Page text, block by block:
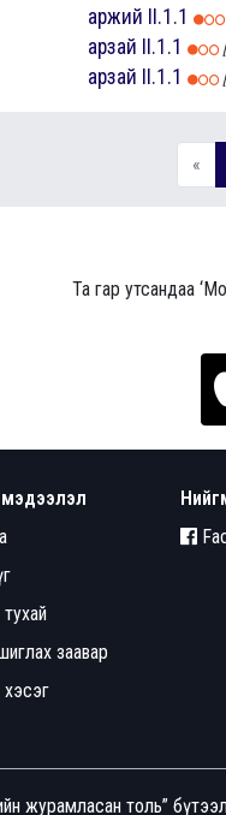
аржий II.1.1
арзай II.1.1
арзай II.1.1
«
Та гар утсандаа
заавар
журамласан толь”